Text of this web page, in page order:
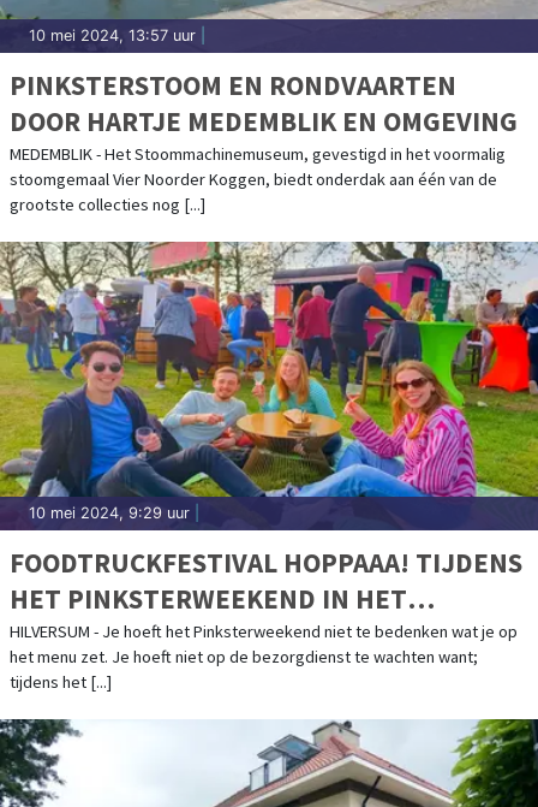
10 mei 2024, 13:57 uur
PINKSTERSTOOM EN RONDVAARTEN
DOOR HARTJE MEDEMBLIK EN OMGEVING
MEDEMBLIK - Het Stoommachinemuseum, gevestigd in het voormalig
stoomgemaal Vier Noorder Koggen, biedt onderdak aan één van de
grootste collecties nog [...]
10 mei 2024, 9:29 uur
FOODTRUCKFESTIVAL HOPPAAA! TIJDENS
HET PINKSTERWEEKEND IN HET
DUDOKPARK IN HILVERSUM!
HILVERSUM - Je hoeft het Pinksterweekend niet te bedenken wat je op
het menu zet. Je hoeft niet op de bezorgdienst te wachten want;
tijdens het [...]